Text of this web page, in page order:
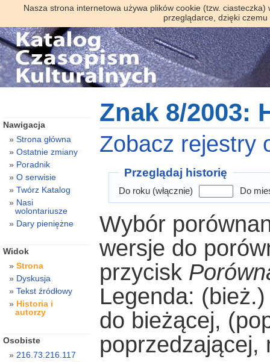
Nasza strona internetowa używa plików cookie (tzw.
przeglądarce, dzięki
Znak 8/2003:
Zobacz rejestry
Przeglądaj historię
Do roku (włącznie) Do
Wybór
wersje do
przycisk
Legenda:
do bieżącej,
poprzedzającej,
Nawigacja
Strona główna
Ostatnie zmiany
Poradnik
O serwisie
Twórz Katalog
Nasi
wolontariusze
Dary pieniężne
Widok
Strona
Dyskusja
Tekst źródłowy
Historia i
autorzy
Osobiste
216.73.216.117